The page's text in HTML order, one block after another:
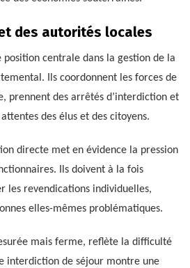
des autorités locales
position centrale dans la gestion de la
Ils coordonnent les forces de
prennent des arrêtés d’interdiction et
des élus et des citoyens.
directe met en évidence la pression
Ils doivent à la fois
les revendications individuelles,
elles-mêmes problématiques.
mais ferme, reflète la difficulté
interdiction de séjour montre une